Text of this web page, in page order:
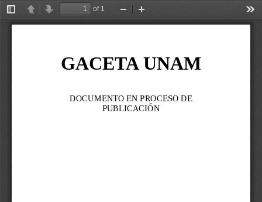
Toggle
Sidebar
PreviousNext
of 1
Zoom
Out
In
GACETA UNAM
DOCUMENTO EN PROCESO DE
PUBLICACIÓN